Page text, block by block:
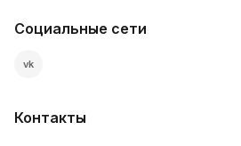
Социальные сети
vk
Контакты